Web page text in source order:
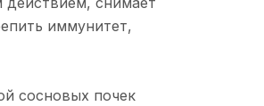
иммунитет,
сосновых почек